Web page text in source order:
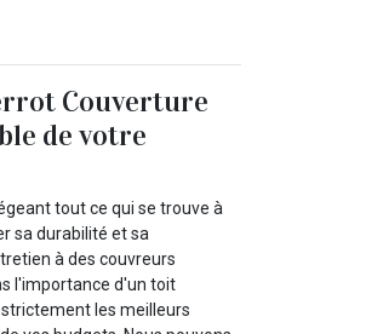
Couverture
de votre
tout ce qui se trouve à
sa durabilité et sa
à des couvreurs
l'importance d'un toit
les meilleurs